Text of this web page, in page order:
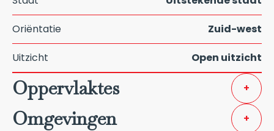
Oriëntatie Zuid-west
Uitzicht Open uitzicht
Oppervlaktes +
Omgevingen +